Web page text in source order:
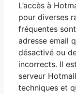
L’accès à
pour diverses
fréquentes
adresse email
désactivé ou
incorrects. Il
serveur
techniques et